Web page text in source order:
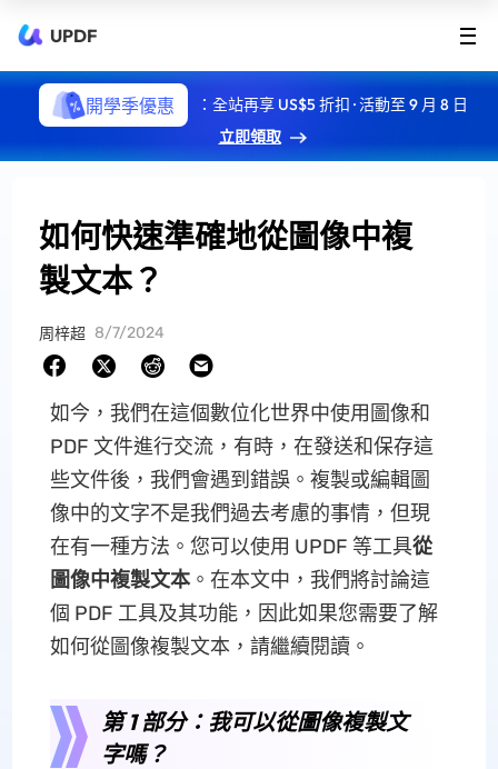
UPDF
開學季優惠
：全站再享 US$5 折扣 · 活動至 9 月 8 日
立即領取
如何快速準確地從圖像中複
製文本？
周梓超 8/7/2024
如今，我們在這個數位化世界中使用圖像和
PDF 文件進行交流，有時，在發送和保存這
些文件後，我們會遇到錯誤。複製或編輯圖
像中的文字不是我們過去考慮的事情，但現
在有一種方法。您可以使用 UPDF 等工具從
圖像中複製文本。在本文中，我們將討論這
個 PDF 工具及其功能，因此如果您需要了解
如何從圖像複製文本，請繼續閱讀。
第 1 部分：我可以從圖像複製文
字嗎？